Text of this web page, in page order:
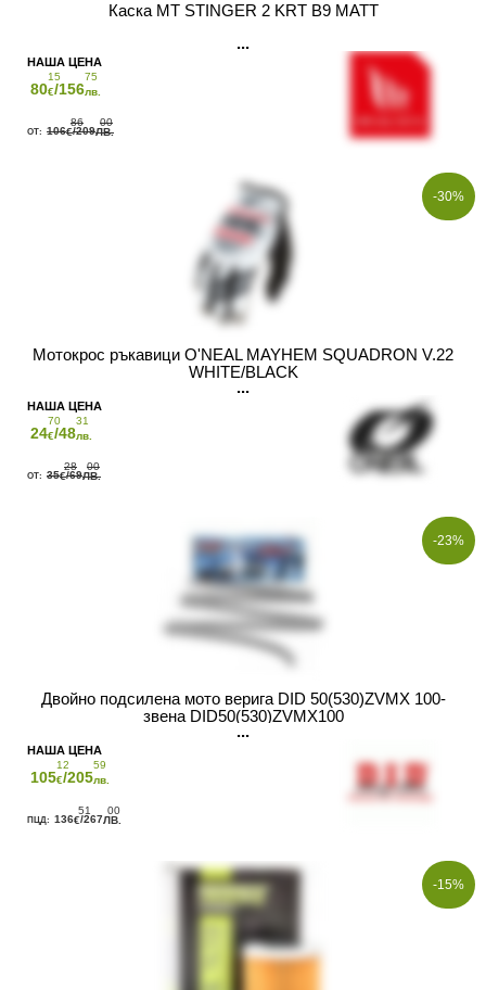
Каска MT STINGER 2 KRT B9 MATT
80
15
€/156
75
лв.
106
86
€/209
00
ЛВ.
-30%
Мотокрос ръкавици O'NEAL MAYHEM SQUADRON V.22
WHITE/BLACK
24
70
€/48
31
лв.
35
28
€/69
00
ЛВ.
-23%
Двойно подсилена мото верига DID 50(530)ZVMX 100-
звена DID50(530)ZVMX100
105
12
€/205
59
лв.
136
51
€/267
00
ЛВ.
-15%